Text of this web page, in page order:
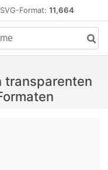
Format: 11,664
transparenten